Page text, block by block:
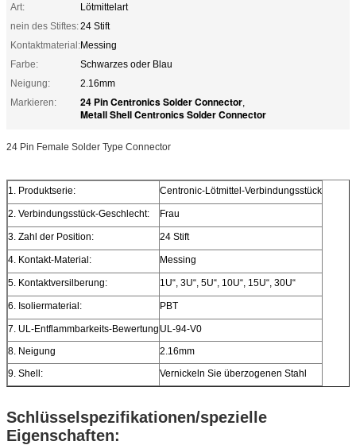
Art:
Lötmittelart
nein des Stiftes:24 Stift
Kontaktmaterial:Messing
Farbe:
Schwarzes oder Blau
Neigung:
2.16mm
Markieren:
24 Pin Centronics Solder Connector,
Metall Shell Centronics Solder Connector
24 Pin Female Solder Type Connector
1. Produktserie: Centronic-Lötmittel-Verbindungsstück
2. Verbindungsstück-Geschlecht: Frau
3. Zahl der Position: 24 Stift
4. Kontakt-Material: Messing
5. Kontaktversilberung: 1U“, 3U“, 5U“, 10U“, 15U“, 30U“
6. Isoliermaterial: PBT
7. UL-Entflammbarkeits-Bewertung UL-94-V0
8. Neigung
2.16mm
9. Shell:
Vernickeln Sie überzogenen Stahl
Schlüsselspezifikationen/spezielle
Eigenschaften: